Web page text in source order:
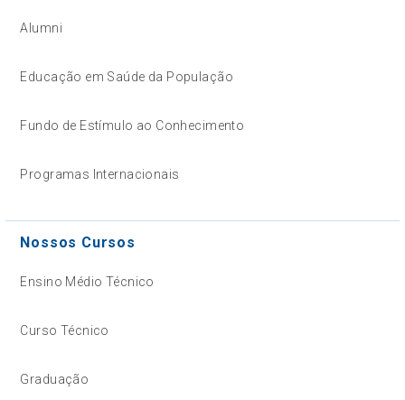
Alumni
Educação em Saúde da População
Fundo de Estímulo ao Conhecimento
Programas Internacionais
Nossos Cursos
Ensino Médio Técnico
Curso Técnico
Graduação